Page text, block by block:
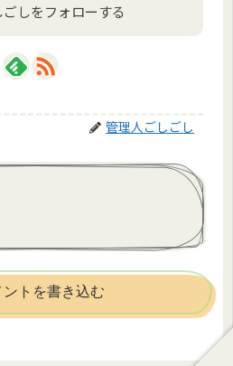
しをフォローする
管理人ごしごし
ントを書き込む